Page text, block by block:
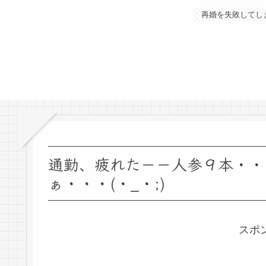
再婚を失敗してし
通勤、疲れた－－人参９本・
ぁ・・・(・_・;)
スポ